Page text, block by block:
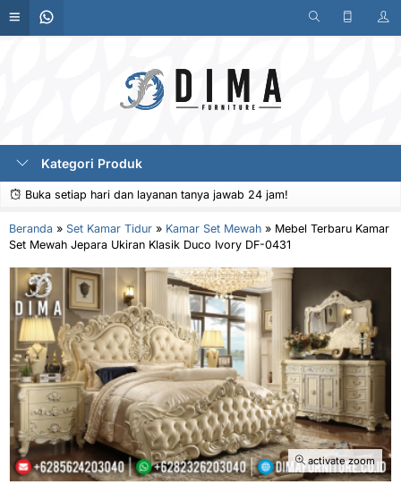
Kategori Produk
Buka setiap hari dan layanan tanya jawab 24 jam!
Beranda » Set Kamar Tidur » Kamar Set Mewah » Mebel Terbaru Kamar
Set Mewah Jepara Ukiran Klasik Duco Ivory DF-0431
activate zoom